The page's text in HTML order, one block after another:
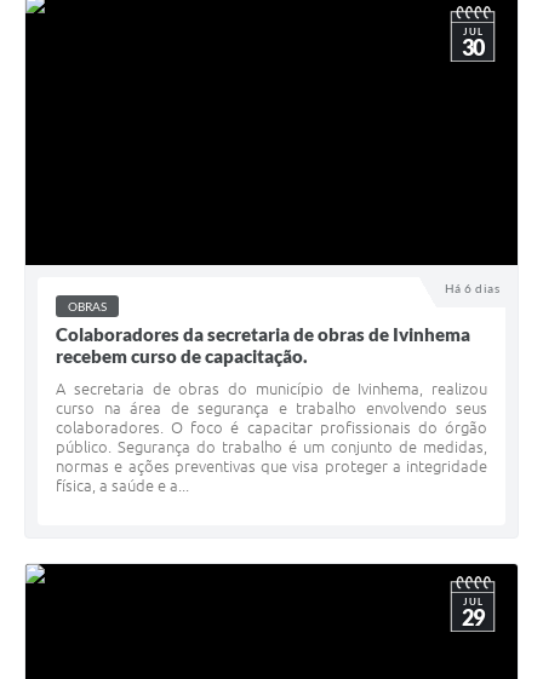
Há 6 dias
JUL
30
OBRAS
Colaboradores da secretaria de obras de Ivinhema
recebem curso de capacitação.
A secretaria de obras do município de Ivinhema, realizou
curso na área de segurança e trabalho envolvendo seus
colaboradores. O foco é capacitar profissionais do órgão
público. Segurança do trabalho é um conjunto de medidas,
normas e ações preventivas que visa proteger a integridade
física, a saúde e a...
JUL
29